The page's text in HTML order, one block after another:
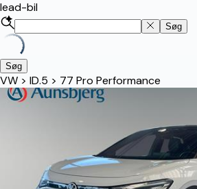
lead-bil
Søg
Søg
VW > ID.5 > 77 Pro Performance